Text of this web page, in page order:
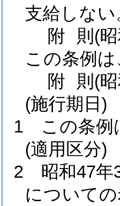
支給しない
附 則 (
この条例
附 則 (
(施行期日)
1
この条例
(適用区分)
2
昭和47
について